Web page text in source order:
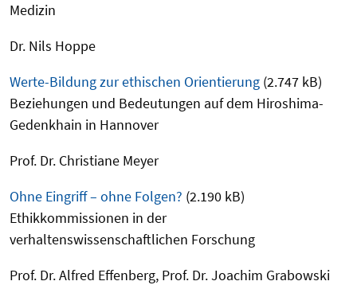
Medizin
Dr. Nils Hoppe
Werte-Bildung zur ethischen Orientierung (2.747 kB)
Beziehungen und Bedeutungen auf dem Hiroshima-
Gedenkhain in Hannover
Prof. Dr. Christiane Meyer
Ohne Eingriff – ohne Folgen? (2.190 kB)
Ethikkommissionen in der
verhaltenswissenschaftlichen Forschung
Prof. Dr. Alfred Effenberg, Prof. Dr. Joachim Grabowski